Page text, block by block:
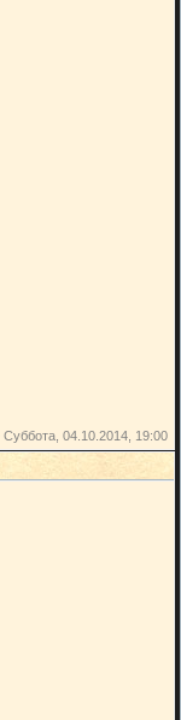
Суббота, 04.10.2014, 19:00